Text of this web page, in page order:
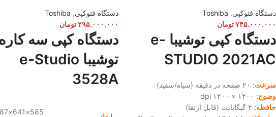
دستگاه فتوکپی,
Toshiba
۷۴۵.۰۰۰.۰۰۰تومان
دستگاه کپی توشیبا e-
STUDIO 2021AC
سرعت: ۲۰ صفحه در دقیقه (سیاه/سفید)
وضوح: ۱۲۰۰ × ۱۲۰۰ dpi
حافظه:
دستگاه فتوکپی,
Toshiba
۲۹۵.۰۰۰.۰۰۰تومان
دستگاه کپی سه کاره
توشیبا e-Studio
3528A